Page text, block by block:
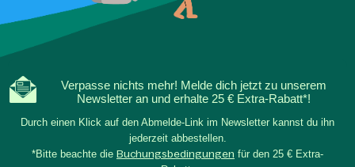
Verpasse nichts mehr! Melde dich jetzt zu unserem
Newsletter an und erhalte 25 € Extra-Rabatt*!
Durch einen Klick auf den Abmelde-Link im Newsletter kannst du ihn
jederzeit abbestellen.
*Bitte beachte die Buchungsbedingungen für den 25 € Extra-